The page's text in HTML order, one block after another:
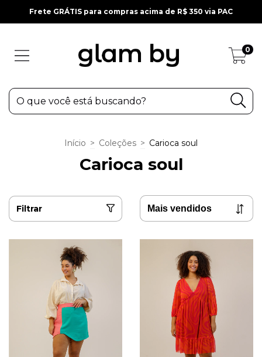
Frete GRÁTIS para compras acima de R$ 350 via PAC
0
Início > Coleções > Carioca soul
Carioca soul
Filtrar